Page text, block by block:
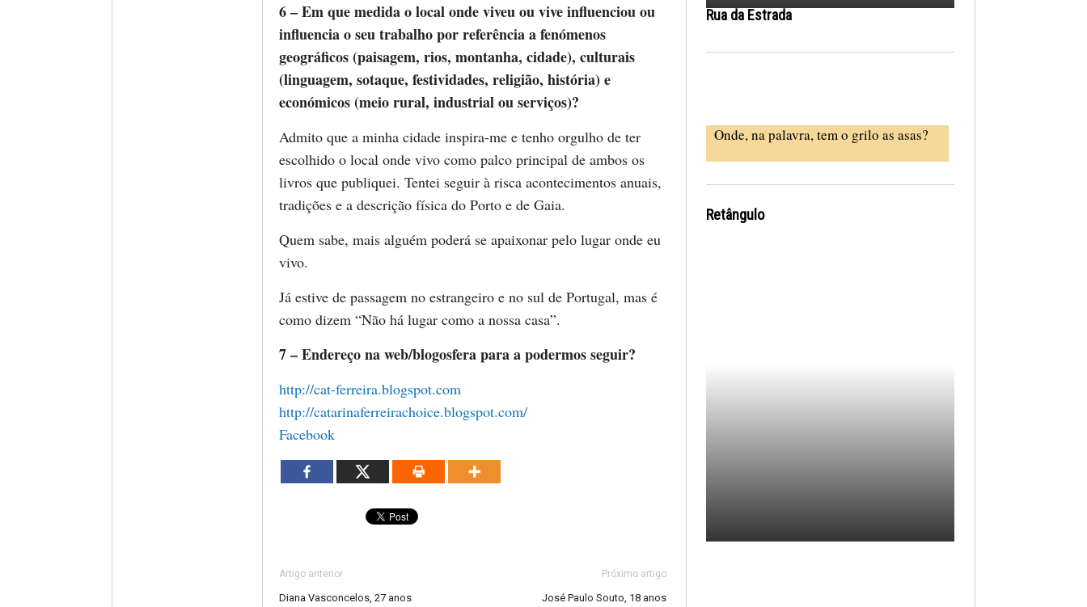
6 – Em que medida o local onde viveu ou vive influenciou ou
influencia o seu trabalho por referência a fenómenos
geográficos (paisagem, rios, montanha, cidade), culturais
(linguagem, sotaque, festividades, religião, história) e
económicos (meio rural, industrial ou serviços)?
Admito que a minha cidade inspira-me e tenho orgulho de ter
escolhido o local onde vivo como palco principal de ambos os
livros que publiquei. Tentei seguir à risca acontecimentos anuais,
tradições e a descrição física do Porto e de Gaia.
Quem sabe, mais alguém poderá se apaixonar pelo lugar onde eu
vivo.
Já estive de passagem no estrangeiro e no sul de Portugal, mas é
como dizem “Não há lugar como a nossa casa”.
7 – Endereço na web/blogosfera para a podermos seguir?
http://cat-ferreira.blogspot.com
http://catarinaferreirachoice.blogspot.com/
Facebook
Artigo anterior
Diana Vasconcelos, 27 anos
Próximo artigo
José Paulo Souto, 18 anos
Rua da Estrada
Onde, na palavra, tem o grilo as asas?
Retângulo